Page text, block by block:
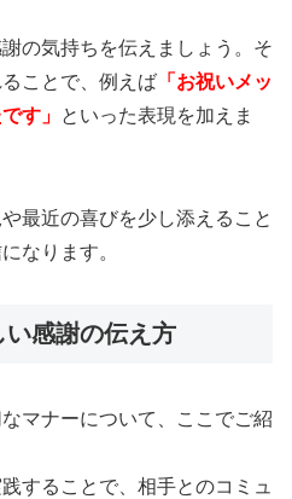
の気持ちを伝えましょう。そ
ことで、例えば 「お祝いメッ
す」 といった表現を加えま
最近の喜びを少し添えること
なります。
感謝の伝え方
マナーについて、ここでご紹
することで、相手とのコミュ